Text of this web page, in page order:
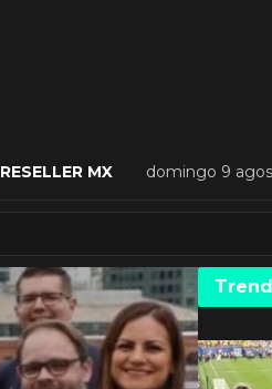
RESELLER MX domingo 9